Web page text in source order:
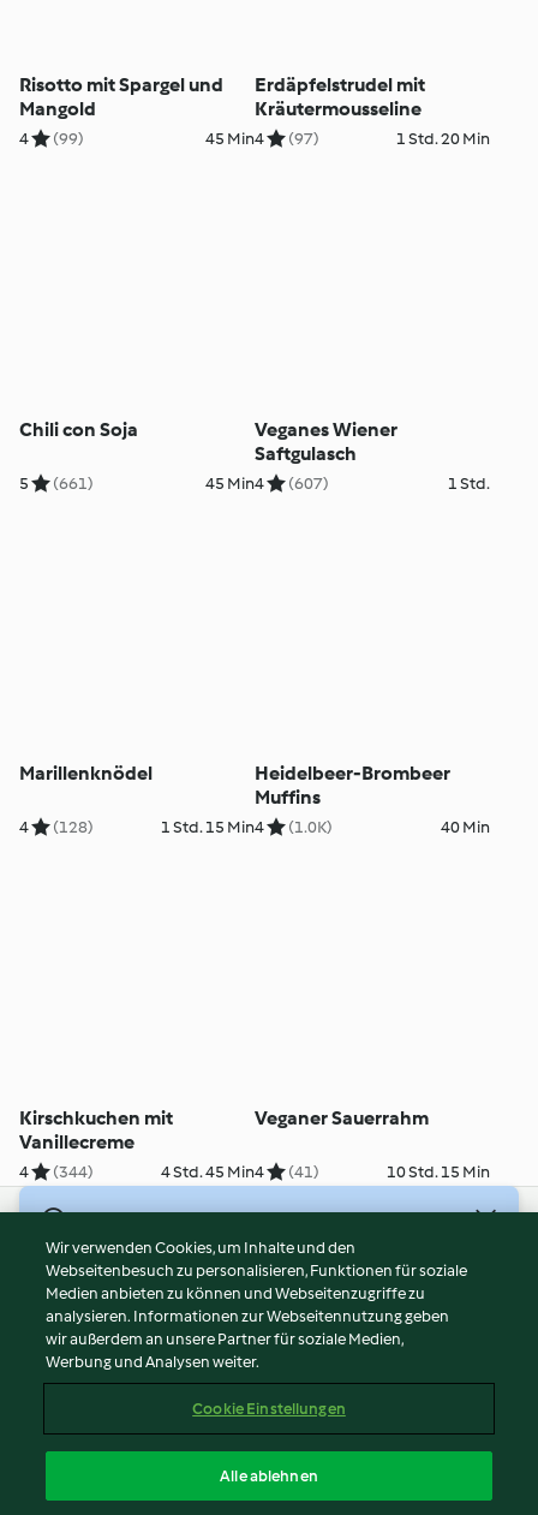
Risotto mit Spargel und
Mangold
4 (99) 45 Min
Erdäpfelstrudel mit
Kräutermousseline
4 (97) 1 Std. 20 Min
Chili con Soja
5 (661) 45 Min
Veganes Wiener
Saftgulasch
4 (607) 1 Std.
Marillenknödel
4 (128) 1 Std. 15 Min
Heidelbeer-Brombeer
Muffins
4 (1.0K) 40 Min
Kirschkuchen mit
Vanillecreme
4 (344) 4 Std. 45 Min
Veganer Sauerrahm
4 (41) 10 Std. 15 Min
Nutzungsbedingungen
Datenschutzrichtlinien
Disclaimer
Impressum
Inhalt melden
Erklärung zur Barrierefreiheit
Wir verwenden Cookies, um Inhalte und den
Webseitenbesuch zu personalisieren, Funktionen für soziale
Medien anbieten zu können und Webseitenzugriffe zu
analysieren. Informationen zur Webseitennutzung geben
wir außerdem an unsere Partner für soziale Medien,
Werbung und Analysen weiter.
Cookie Einstellungen
Alle ablehnen